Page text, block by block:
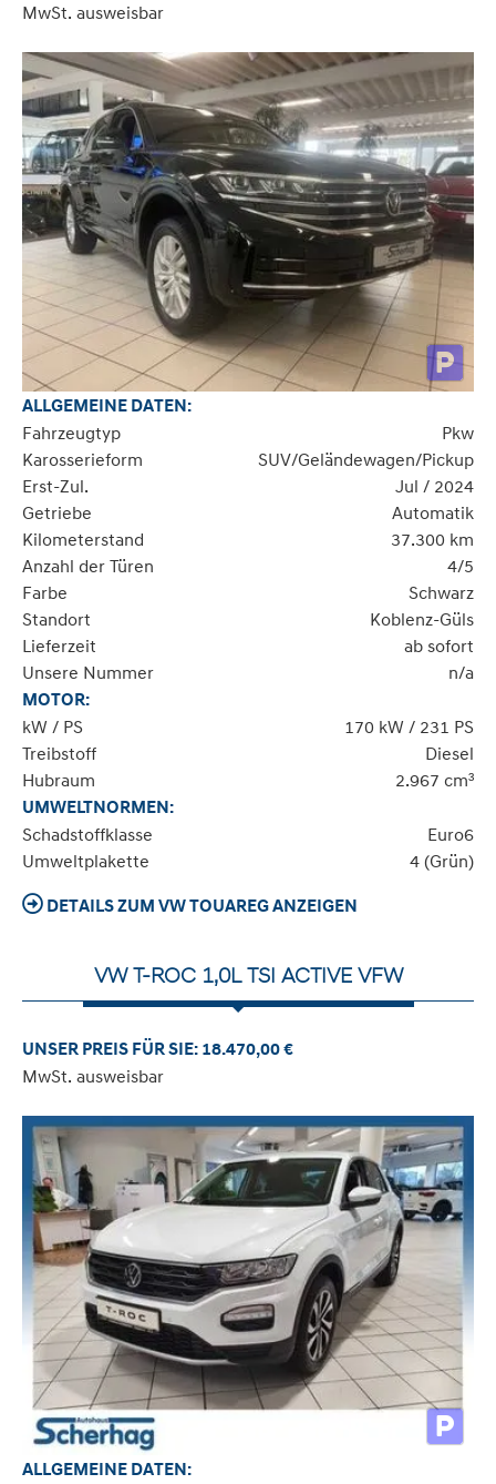
MwSt. ausweisbar
ALLGEMEINE DATEN:
Fahrzeugtyp
Pkw
Karosserieform
SUV/Geländewagen/Pickup
Erst-Zul.
Jul / 2024
Getriebe
Automatik
Kilometerstand
37.300 km
Anzahl der Türen
4/5
Farbe
Schwarz
Standort
Koblenz-Güls
Lieferzeit
ab sofort
Unsere Nummer
n/a
MOTOR:
kW / PS
170 kW / 231 PS
Treibstoff
Diesel
Hubraum
2.967 cm³
UMWELTNORMEN:
Schadstoffklasse
Euro6
Umweltplakette
4 (Grün)
DETAILS ZUM VW TOUAREG ANZEIGEN
VW T-ROC 1,0L TSI ACTIVE VFW
UNSER PREIS FÜR SIE: 18.470,00 €
MwSt. ausweisbar
ALLGEMEINE DATEN: